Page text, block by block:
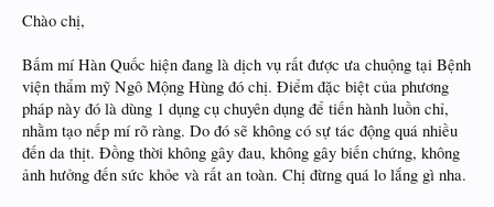
Chào chị,
Bấm mí Hàn Quốc hiện đang là dịch vụ rất được ưa chuộng tại Bệnh
viện thẩm mỹ Ngô Mộng Hùng đó chị. Điểm đặc biệt của phương
pháp này đó là dùng 1 dụng cụ chuyên dụng để tiến hành luồn chỉ,
nhằm tạo nếp mí rõ ràng. Do đó sẽ không có sự tác động quá nhiều
đến da thịt. Đồng thời không gây đau, không gây biến chứng, không
ảnh hưởng đến sức khỏe và rất an toàn. Chị đừng quá lo lắng gì nha.